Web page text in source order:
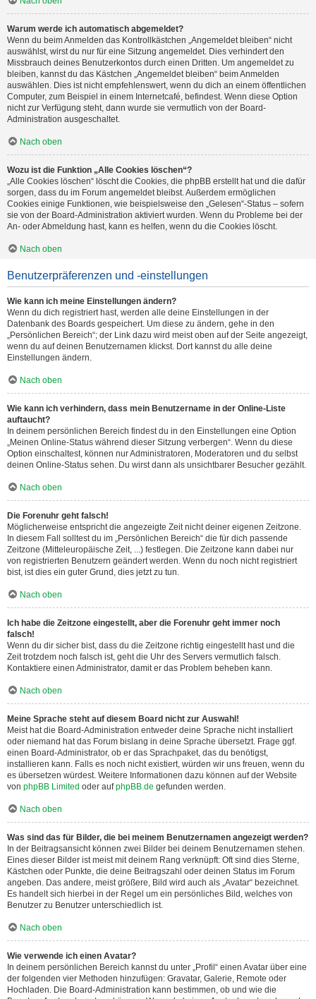
Warum werde ich automatisch abgemeldet?
Wenn du beim Anmelden das Kontrollkästchen „Angemeldet bleiben“ nicht
auswählst, wirst du nur für eine Sitzung angemeldet. Dies verhindert den
Missbrauch deines Benutzerkontos durch einen Dritten. Um angemeldet zu
bleiben, kannst du das Kästchen „Angemeldet bleiben“ beim Anmelden
auswählen. Dies ist nicht empfehlenswert, wenn du dich an einem öffentlichen
Computer, zum Beispiel in einem Internetcafé, befindest. Wenn diese Option
nicht zur Verfügung steht, dann wurde sie vermutlich von der Board-
Administration ausgeschaltet.
Nach oben
Wozu ist die Funktion „Alle Cookies löschen“?
„Alle Cookies löschen“ löscht die Cookies, die phpBB erstellt hat und die dafür
sorgen, dass du im Forum angemeldet bleibst. Außerdem ermöglichen
Cookies einige Funktionen, wie beispielsweise den „Gelesen“-Status – sofern
sie von der Board-Administration aktiviert wurden. Wenn du Probleme bei der
An- oder Abmeldung hast, kann es helfen, wenn du die Cookies löscht.
Nach oben
Benutzerpräferenzen und -einstellungen
Wie kann ich meine Einstellungen ändern?
Wenn du dich registriert hast, werden alle deine Einstellungen in der
Datenbank des Boards gespeichert. Um diese zu ändern, gehe in den
„Persönlichen Bereich“; der Link dazu wird meist oben auf der Seite angezeigt,
wenn du auf deinen Benutzernamen klickst. Dort kannst du alle deine
Einstellungen ändern.
Nach oben
Wie kann ich verhindern, dass mein Benutzername in der Online-Liste
auftaucht?
In deinem persönlichen Bereich findest du in den Einstellungen eine Option
„Meinen Online-Status während dieser Sitzung verbergen“. Wenn du diese
Option einschaltest, können nur Administratoren, Moderatoren und du selbst
deinen Online-Status sehen. Du wirst dann als unsichtbarer Besucher gezählt.
Nach oben
Die Forenuhr geht falsch!
Möglicherweise entspricht die angezeigte Zeit nicht deiner eigenen Zeitzone.
In diesem Fall solltest du im „Persönlichen Bereich“ die für dich passende
Zeitzone (Mitteleuropäische Zeit, ...) festlegen. Die Zeitzone kann dabei nur
von registrierten Benutzern geändert werden. Wenn du noch nicht registriert
bist, ist dies ein guter Grund, dies jetzt zu tun.
Nach oben
Ich habe die Zeitzone eingestellt, aber die Forenuhr geht immer noch
falsch!
Wenn du dir sicher bist, dass du die Zeitzone richtig eingestellt hast und die
Zeit trotzdem noch falsch ist, geht die Uhr des Servers vermutlich falsch.
Kontaktiere einen Administrator, damit er das Problem beheben kann.
Nach oben
Meine Sprache steht auf diesem Board nicht zur Auswahl!
Meist hat die Board-Administration entweder deine Sprache nicht installiert
oder niemand hat das Forum bislang in deine Sprache übersetzt. Frage ggf.
einen Board-Administrator, ob er das Sprachpaket, das du benötigst,
installieren kann. Falls es noch nicht existiert, würden wir uns freuen, wenn du
es übersetzen würdest. Weitere Informationen dazu können auf der Website
von phpBB Limited oder aufphpBB.de gefunden werden.
Nach oben
Was sind das für Bilder, die bei meinem Benutzernamen angezeigt werden?
In der Beitragsansicht können zwei Bilder bei deinem Benutzernamen stehen.
Eines dieser Bilder ist meist mit deinem Rang verknüpft: Oft sind dies Sterne,
Kästchen oder Punkte, die deine Beitragszahl oder deinen Status im Forum
angeben. Das andere, meist größere, Bild wird auch als „Avatar“ bezeichnet.
Es handelt sich hierbei in der Regel um ein persönliches Bild, welches von
Benutzer zu Benutzer unterschiedlich ist.
Nach oben
Wie verwende ich einen Avatar?
In deinem persönlichen Bereich kannst du unter „Profil“ einen Avatar über eine
der folgenden vier Methoden hinzufügen: Gravatar, Galerie, Remote oder
Hochladen. Die Board-Administration kann bestimmen, ob und wie die